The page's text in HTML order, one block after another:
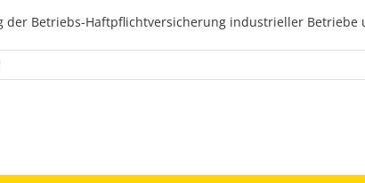
der Betriebs-Haftpflichtversicherung industrieller